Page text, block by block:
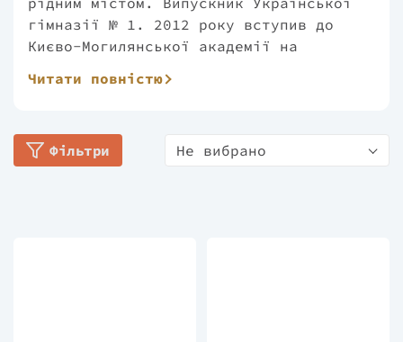
гімназії № 1. 2012 року вступив до
Києво-Могилянської академії на
ж почав перекладацьку діяльність. Із
колегою (тепер уже дружиною)
Катериною Дудкою співпрацює з різними
Читати повністю
Фільтри Не вибрано